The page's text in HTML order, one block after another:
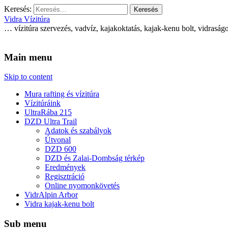
Keresés:
Vidra Vízitúra
… vízitúra szervezés, vadvíz, kajakoktatás, kajak-kenu bolt,
Main menu
Skip to content
Mura rafting és vízitúra
Vízitúráink
UltraRába 215
DZD Ultra Trail
Adatok és szabályok
Útvonal
DZD 600
DZD és Zalai-Dombság térkép
Eredmények
Regisztráció
Online nyomonkövetés
VidrAlpin Arbor
Vidra kajak-kenu bolt
Sub menu